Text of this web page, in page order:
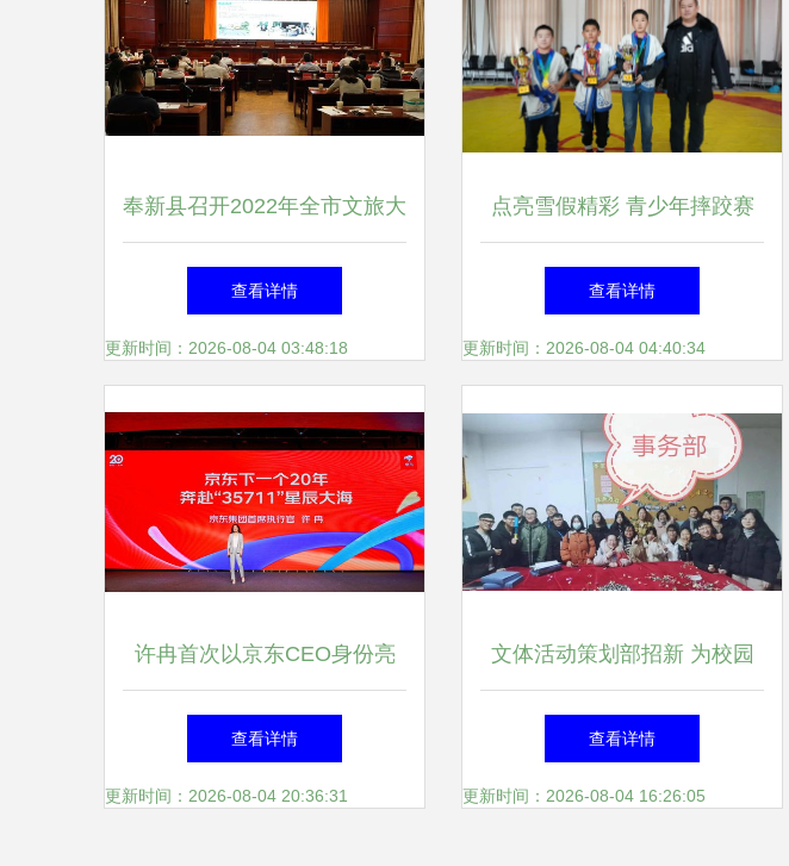
奉新县召开2022年全市文旅大
会策划设计方案汇报会，擘画
文体活动新蓝图
查看详情
更新时间：2026-08-04 03:48:18
点亮雪假精彩 青少年摔跤赛
事绽放冬日活力
查看详情
更新时间：2026-08-04 04:40:34
许冉首次以京东CEO身份亮
相，系统披露经营思路下的文
体活动新策划
查看详情
更新时间：2026-08-04 20:36:31
文体活动策划部招新 为校园
文化注入新活力
查看详情
更新时间：2026-08-04 16:26:05